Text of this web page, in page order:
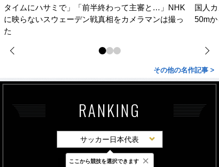
タイムにハサミで」「前半終わって主審と…」NHK
に映らないスウェーデン戦真相をカメラマンは撮っ
た
国人
50m
その他の名作記事 >
RANKING
サッカー日本代表
最新 24時間 週間
ここから競技を選択できます ×